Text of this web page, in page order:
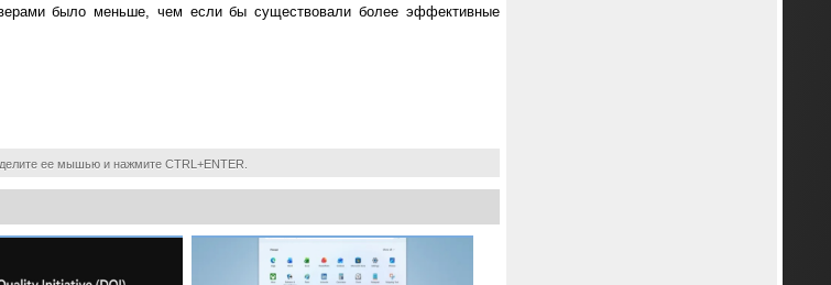
было меньше, чем если бы существовали более эффективные
ее мышью и нажмите CTRL+ENTER.